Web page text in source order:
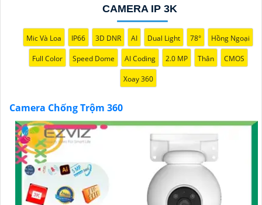
CAMERA IP 3K
Mic Và Loa IP66 3D DNR AI Dual Light 78° Hồng Ngoại
Full Color Speed Dome AI Coding 2.0 MP Thân CMOS
Xoay 360
Camera Chống Trộm 360